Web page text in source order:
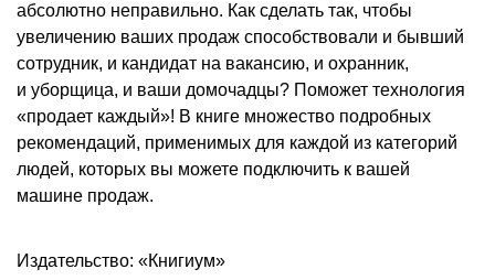
абсолютно неправильно. Как сделать так, чтобы
увеличению ваших продаж способствовали и бывший
сотрудник, и кандидат на вакансию, и охранник,
и уборщица, и ваши домочадцы? Поможет технология
«продает каждый»! В книге множество подробных
рекомендаций, применимых для каждой из категорий
людей, которых вы можете подключить к вашей
машине продаж.
Издательство: «Книгиум»